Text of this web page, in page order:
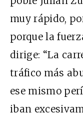
muy rápido,
porque la
dirige: “La
tráfico más
ese mismo
iban